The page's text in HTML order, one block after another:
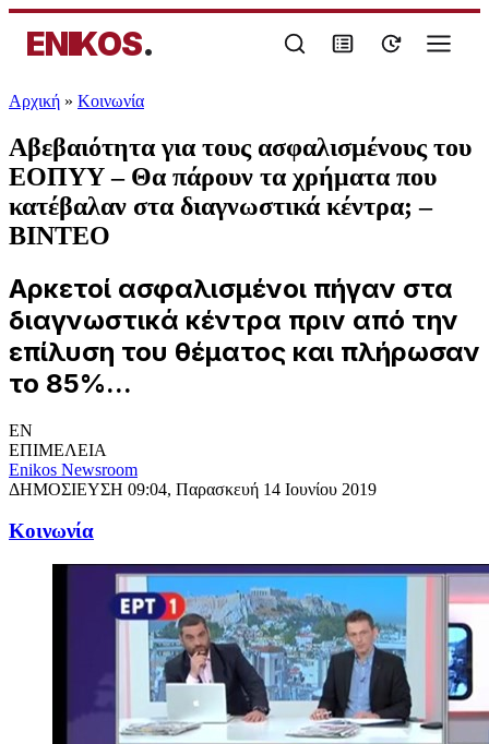
ENIKOS.
Αρχική » Κοινωνία
Αβεβαιότητα για τους ασφαλισμένους του
ΕΟΠΥΥ – Θα πάρουν τα χρήματα που
κατέβαλαν στα διαγνωστικά κέντρα; –
ΒΙΝΤΕΟ
Αρκετοί ασφαλισμένοι πήγαν στα
διαγνωστικά κέντρα πριν από την
επίλυση του θέματος και πλήρωσαν
το 85%...
EN
ΕΠΙΜΕΛΕΙΑ
Enikos Newsroom
ΔΗΜΟΣΙΕΥΣΗ 09:04, Παρασκευή 14 Ιουνίου 2019
Κοινωνία